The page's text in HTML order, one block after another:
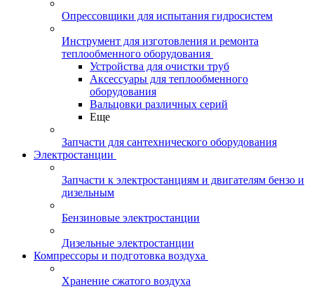
Опрессовщики для испытания гидросистем
Инструмент для изготовления и ремонта
теплообменного оборудования
Устройства для очистки труб
Аксессуары для теплообменного
оборудования
Вальцовки различных серий
Еще
Запчасти для сантехнического оборудования
Электростанции
Запчасти к электростанциям и двигателям бензо и
дизельным
Бензиновые электростанции
Дизельные электростанции
Компрессоры и подготовка воздуха
Хранение сжатого воздуха